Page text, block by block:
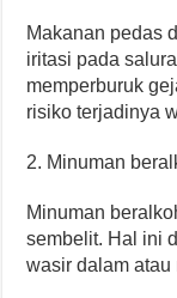
Makanan pedas
iritasi pada
memperburuk
risiko terjadinya
2. Minuman
Minuman
sembelit. Hal ini
wasir dalam atau